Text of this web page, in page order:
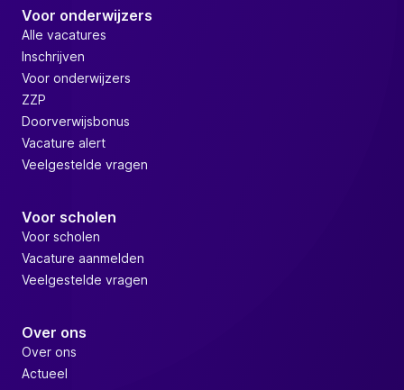
Voor onderwijzers
Alle vacatures
Inschrijven
Voor onderwijzers
ZZP
Doorverwijsbonus
Vacature alert
Veelgestelde vragen
Voor scholen
Voor scholen
Vacature aanmelden
Veelgestelde vragen
Over ons
Over ons
Actueel